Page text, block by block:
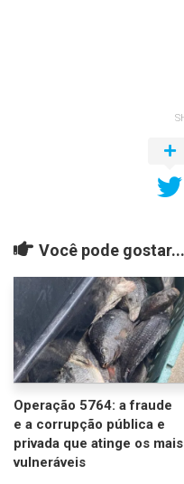
Você pode gostar...
Operação 5764: a fraude
e a corrupção pública e
privada que atinge os mais
vulneráveis